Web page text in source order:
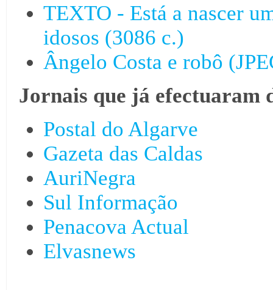
TEXTO - Está a nascer
idosos (3086 c.)
Ângelo Costa e robô
Jornais que já efectuaram
Postal do Algarve
Gazeta das Caldas
AuriNegra
Sul Informação
Penacova Actual
Elvasnews